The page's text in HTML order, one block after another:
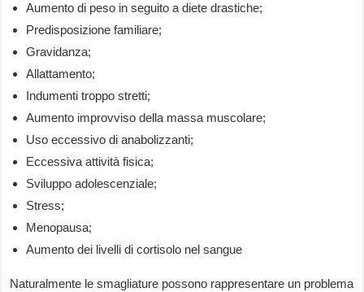
Aumento di peso in seguito a diete drastiche;
Predisposizione familiare;
Gravidanza;
Allattamento;
Indumenti troppo stretti;
Aumento improvviso della massa muscolare;
Uso eccessivo di anabolizzanti;
Eccessiva attività fisica;
Sviluppo adolescenziale;
Stress;
Menopausa;
Aumento dei livelli di cortisolo nel sangue
Naturalmente le smagliature possono rappresentare un problema